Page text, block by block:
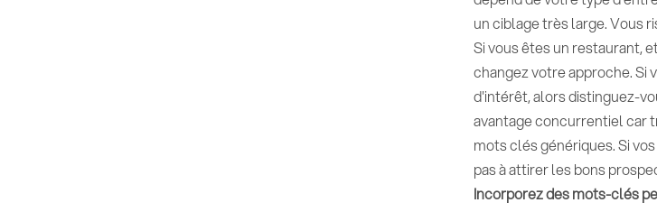
un ciblage très large. Vous
Si vous êtes un restaurant,
changez votre approche. Si
d'intérêt, alors distinguez-
avantage concurrentiel car
mots clés génériques. Si
pas à attirer les bons
Incorporez des mots-clés